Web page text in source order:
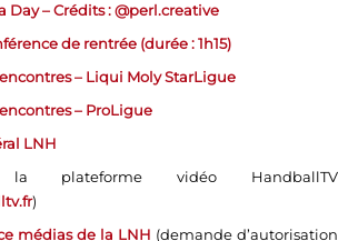
Day – Crédits : @perl.creative
de rentrée (durée : 1h15)
– Liqui Moly StarLigue
– ProLigue
LNH
plateforme vidéo HandballTV
)
médias de la LNH (demande d’autorisation